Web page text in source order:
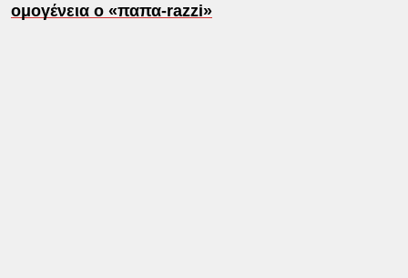
ομογένεια ο «παπα-razzi»